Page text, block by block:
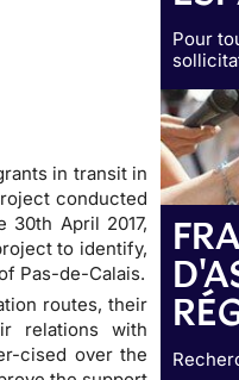
in transit in
conducted
30th April 2017,
to identify,
Pas-de-Calais.
routes, their
relations with
cised over the
Pour